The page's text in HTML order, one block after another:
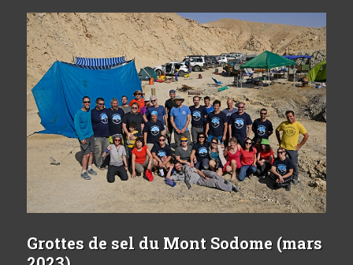
Grottes de sel du Mont Sodome (mars